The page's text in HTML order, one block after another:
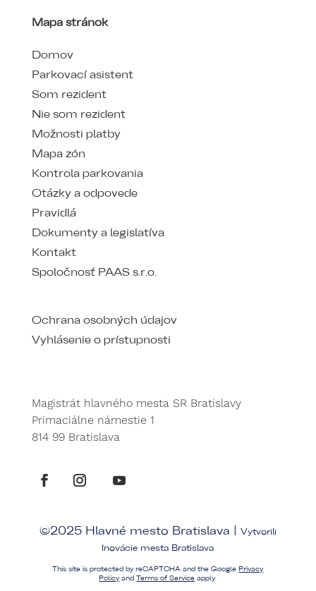
Mapa stránok
Domov
Parkovací asistent
Som rezident
Nie som rezident
Možnosti platby
Mapa zón
Kontrola parkovania
Otázky a odpovede
Pravidlá
Dokumenty a legislatíva
Kontakt
Spoločnosť PAAS s.r.o.
Ochrana osobných údajov
Vyhlásenie o prístupnosti
Magistrát hlavného mesta SR Bratislavy
Primaciálne námestie 1
814 99 Bratislava
©2025 Hlavné mesto Bratislava |
Vytvorili
Inovácie mesta Bratislava
This site is protected by reCAPTCHA and the Google Privacy
Policy andTerms of Service apply.